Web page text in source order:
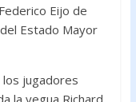
Eijo de
Estado Mayor
jugadores